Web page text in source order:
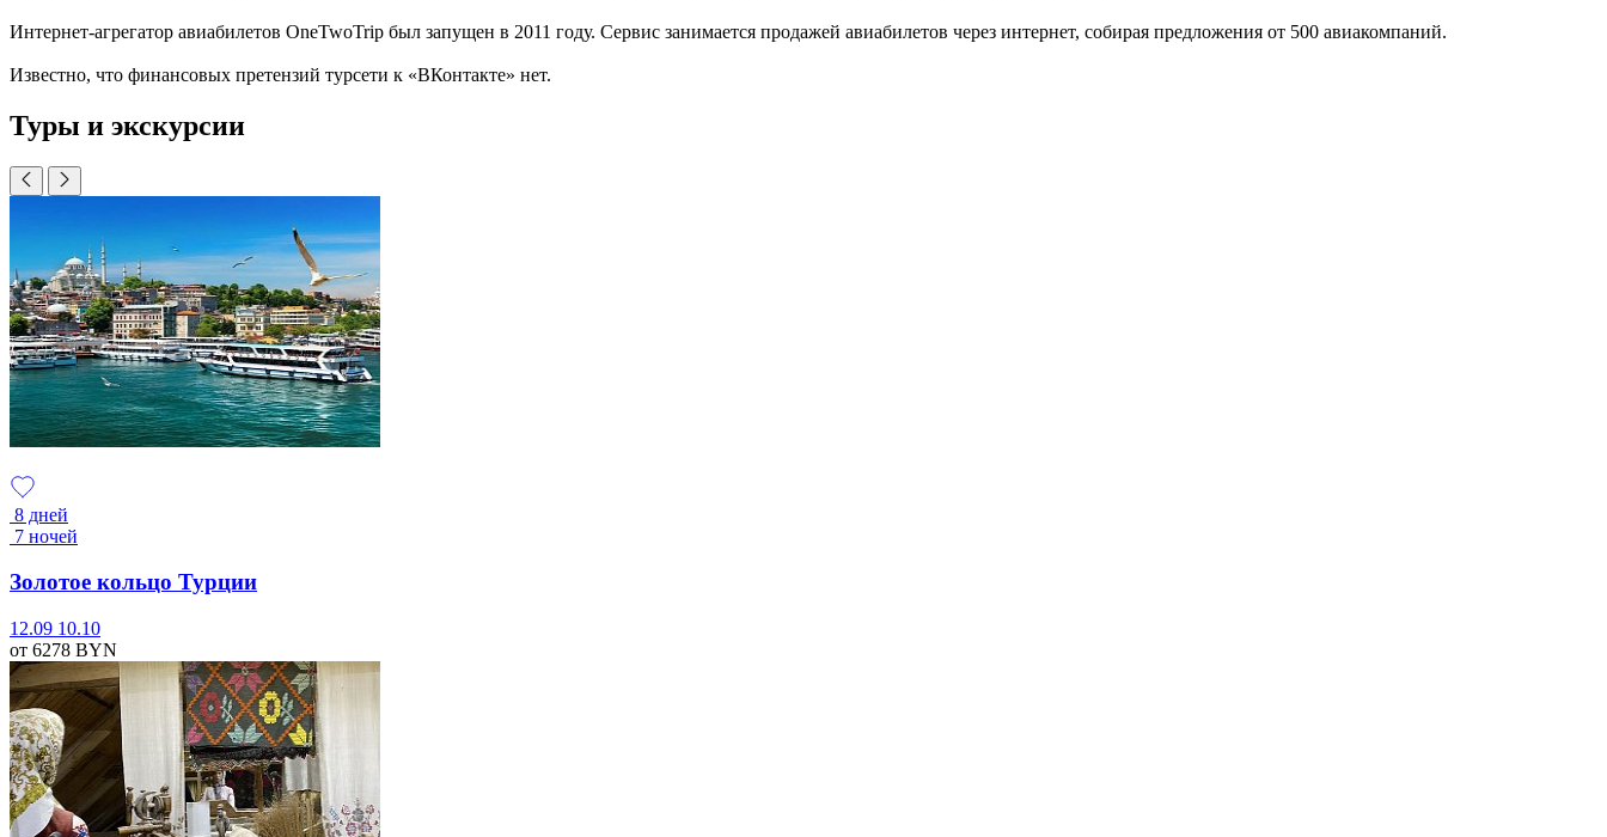
Интернет-агрегатор авиабилетов OneTwoTrip был запущен в 2011 году. Сервис занимается продажей авиабилетов через интернет, собирая предложения от 500 авиакомпаний.
Известно, что финансовых претензий турсети к «ВКонтакте» нет.
Туры и экскурсии
8 дней
7 ночей
Золотое кольцо Турции
12.09 10.10
от 6278 BYN